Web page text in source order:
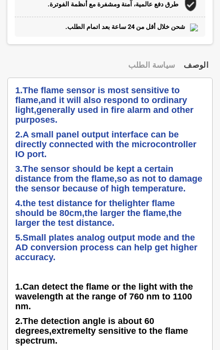
طرق دفع عالمية، آمنة ومشفرة مع أنظمة الفوترة.
شحن خلال أقل من 24 ساعة بعد اتمام الطلب.
الوصف سياسة الطلب
1.The flame sensor is most sensitive to
flame,and it will also respond to ordinary
light,generally used in fire alarm and other
purposes.
2.A small panel output interface can be
directly connected with the microcontroller
IO port.
3.The sensor should be kept a certain
distance from the flame,so as not to damage
the sensor because of high temperature.
4.the test distance for thelighter flame
should be 80cm,the larger the flame,the
larger the test distance.
5.Small plates analog output mode and the
AD conversion process can help get higher
accuracy.
1.Can detect the flame or the light with the
wavelength at the range of 760 nm to 1100
nm.
2.The detection angle is about 60
degrees,extremelty sensitive to the flame
spectrum.